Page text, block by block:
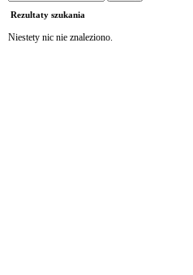
Rezultaty szukania
Niestety nic nie znaleziono.